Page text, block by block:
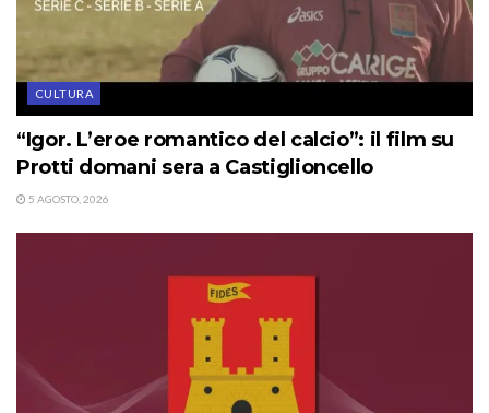
CULTURA
“Igor. L’eroe romantico del calcio”: il film su
Protti domani sera a Castiglioncello
5 AGOSTO, 2026